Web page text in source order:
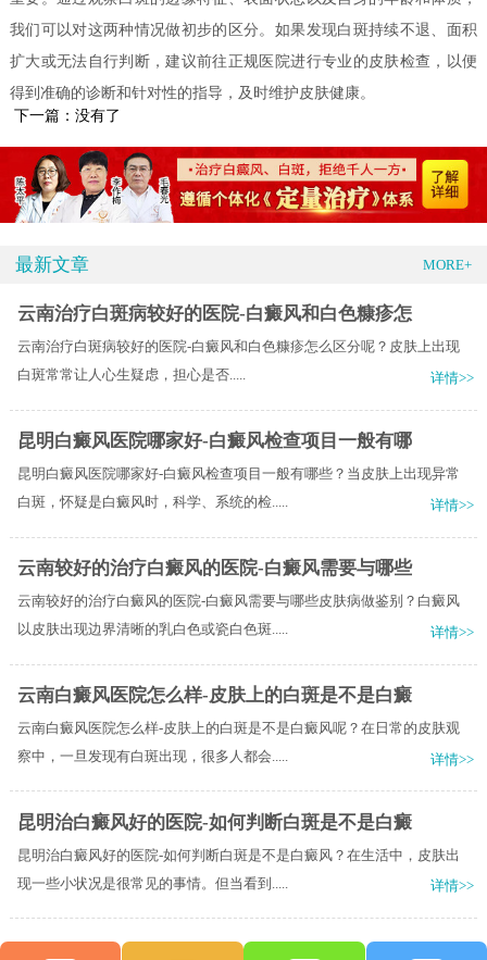
我们可以对这两种情况做初步的区分。如果发现白斑持续不退、面积
扩大或无法自行判断，建议前往正规医院进行专业的皮肤检查，以便
得到准确的诊断和针对性的指导，及时维护皮肤健康。
下一篇：没有了
最新文章 MORE+
云南治疗白斑病较好的医院-白癜风和白色糠疹怎
云南治疗白斑病较好的医院-白癜风和白色糠疹怎么区分呢？​皮肤上出现
白斑常常让人心生疑虑，担心是否.....
详情>>
昆明白癜风医院哪家好-白癜风检查项目一般有哪
昆明白癜风医院哪家好-白癜风检查项目一般有哪些？当皮肤上出现异常
白斑，怀疑是白癜风时，科学、系统的检.....
详情>>
云南较好的治疗白癜风的医院-白癜风需要与哪些
云南较好的治疗白癜风的医院-白癜风需要与哪些皮肤病做鉴别？白癜风
以皮肤出现边界清晰的乳白色或瓷白色斑.....
详情>>
云南白癜风医院怎么样-皮肤上的白斑是不是白癜
云南白癜风医院怎么样-皮肤上的白斑是不是白癜风呢？在日常的皮肤观
察中，一旦发现有白斑出现，很多人都会.....
详情>>
昆明治白癜风好的医院-如何判断白斑是不是白癜
昆明治白癜风好的医院-如何判断白斑是不是白癜风？在生活中，皮肤出
现一些小状况是很常见的事情。但当看到.....
详情>>